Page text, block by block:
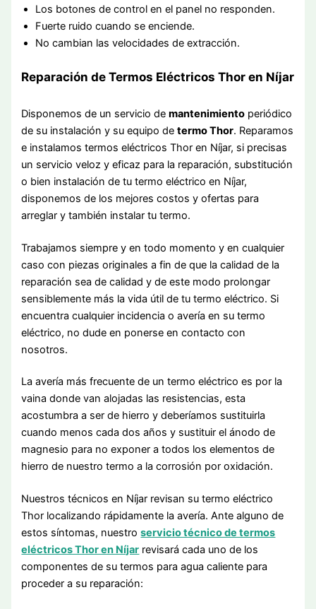
Los botones de control en el panel no responden.
Fuerte ruido cuando se enciende.
No cambian las velocidades de extracción.
Reparación de Termos Eléctricos Thor en Níjar
Disponemos de un servicio demantenimiento periódico
de su instalación y su equipo determo Thor. Reparamos
e instalamos termos eléctricos Thor en Níjar, si precisas
un servicio veloz y eficaz para la reparación, substitución
o bien instalación de tu termo eléctrico en Níjar,
disponemos de los mejores costos y ofertas para
arreglar y también instalar tu termo.
Trabajamos siempre y en todo momento y en cualquier
caso con piezas originales a fin de que la calidad de la
reparación sea de calidad y de este modo prolongar
sensiblemente más la vida útil de tu termo eléctrico. Si
encuentra cualquier incidencia o avería en su termo
eléctrico, no dude en ponerse en contacto con
nosotros.
La avería más frecuente de un termo eléctrico es por la
vaina donde van alojadas las resistencias, esta
acostumbra a ser de hierro y deberíamos sustituirla
cuando menos cada dos años y sustituir el ánodo de
magnesio para no exponer a todos los elementos de
hierro de nuestro termo a la corrosión por oxidación.
Nuestros técnicos en Níjar revisan su termo eléctrico
Thor localizando rápidamente la avería. Ante alguno de
estos síntomas, nuestroservicio técnico de termos
eléctricos Thor en Níjar revisará cada uno de los
componentes de su termos para agua caliente para
proceder a su reparación: